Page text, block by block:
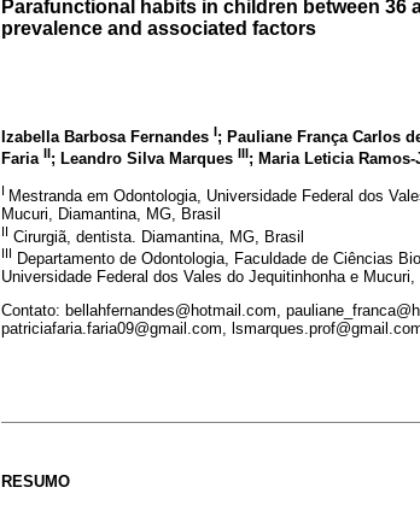
Parafunctional habits in children between 36
prevalence and associated factors
Izabella Barbosa Fernandes I; Pauliane França Carlos
Faria II; Leandro Silva Marques III; Maria Leticia Ramos-
I Mestranda em Odontologia, Universidade Federal dos
Mucuri, Diamantina, MG, Brasil
II Cirurgiã, dentista. Diamantina, MG, Brasil
III Departamento de Odontologia, Faculdade de Ciências
Universidade Federal dos Vales do Jequitinhonha e
Contato: bellahfernandes@hotmail.com,
patriciafaria.faria09@gmail.com,
RESUMO